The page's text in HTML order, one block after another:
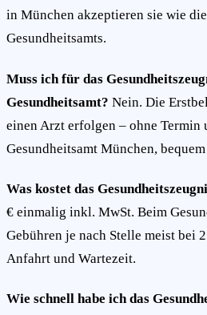
in München akzeptieren sie wie
Gesundheitsamts.
Muss ich für das
Gesundheitsamt? Nein. Die
einen Arzt erfolgen – ohne Termin
Gesundheitsamt München,
Was kostet das
€ einmalig inkl. MwSt. Beim
Gebühren je nach Stelle meist bei
Anfahrt und Wartezeit.
Wie schnell habe ich das